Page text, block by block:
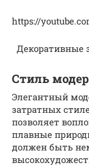
https://
Декоративные
Стиль
Элегантный
затратных
позволяет
плавные
должен быть